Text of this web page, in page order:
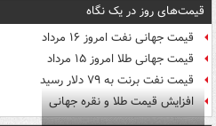
قیمت‌های روز در یک نگاه
قیمت جهانی نفت امروز ۱۶ مرداد
قیمت جهانی طلا امروز ۱۵ مرداد
قیمت نفت برنت به ۷۹ دلار رسید
افزایش قیمت طلا و نقره جهانی